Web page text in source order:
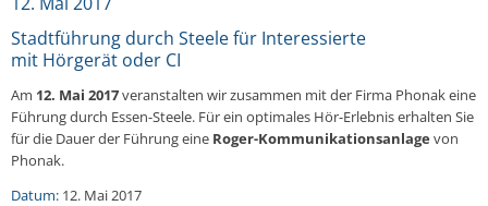
Stadtführung durch Steele für Interessierte
mit Hörgerät oder CI
Am 12. Mai 2017veranstalten wir zusammen mit der Firma Phonak eine
Führung durch Essen-Steele. Für ein optimales Hör-Erlebnis erhalten Sie
für die Dauer der Führung eine Roger-Kommunikationsanlage von
Phonak.
Datum: 12. Mai 2017